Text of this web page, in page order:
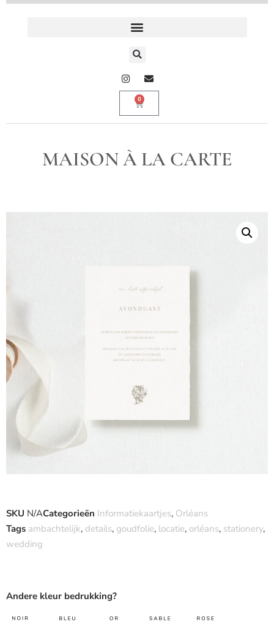
0
MAISON À LA CARTE
SKU N/ACategorieën Informatiekaartjes, Orléans
Tags ambachtelijk, details, goudfolie, locatie, orléans, stationery,
wedding
Andere kleur bedrukking?